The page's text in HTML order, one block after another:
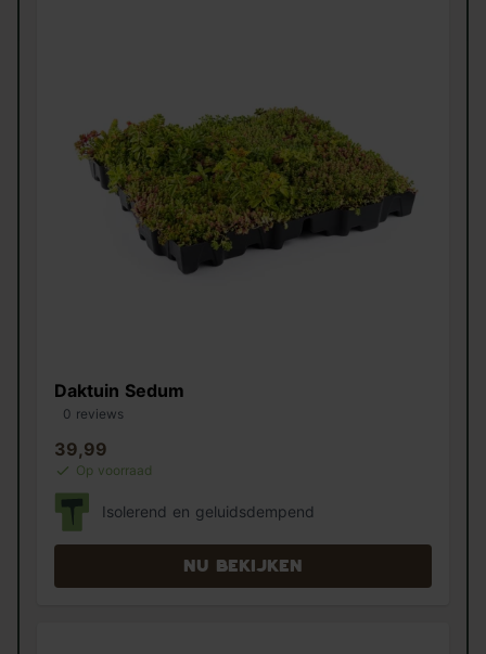
Daktuin Sedum
0 reviews
39,99
Op voorraad
Isolerend en geluidsdempend
Nu bekijken